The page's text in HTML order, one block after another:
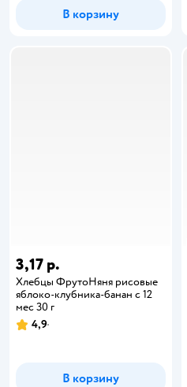
В корзину
3,17 р.
Хлебцы ФрутоНяня рисовые
яблоко-клубника-банан с 12
мес 30 г
4,9
В корзину